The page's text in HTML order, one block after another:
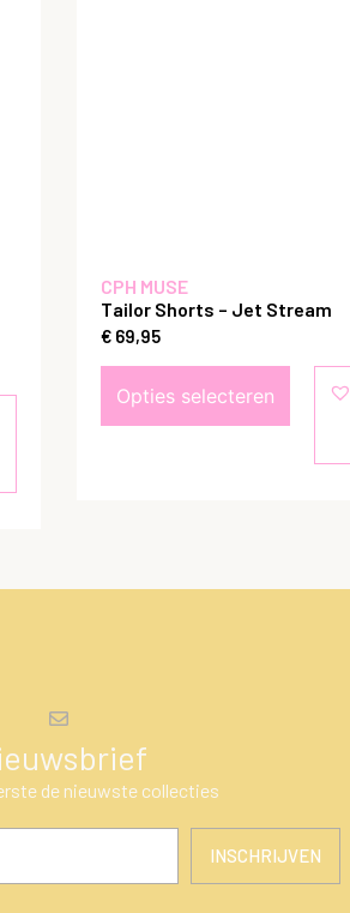
CPH MUSE
Tailor Shorts – Jet Stream
€ 69,95
Opties selecteren
de nieuwste collecties
INSCHRIJVEN